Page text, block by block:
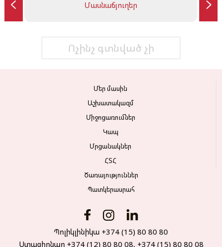
Մասնաճյուղեր
Ոչինչ գտնված չի
Մեր մասին
Աշխատակազմ
Միջոցառումներ
Կապ
Մրցանակներ
ՀՏՀ
Ծառայություններ
Պատկերասրահ
Պոլիկլինիկա +374 (15) 80 80 80
Ստացիոնար +374 (12) 80 80 08, +374 (15) 80 80 08